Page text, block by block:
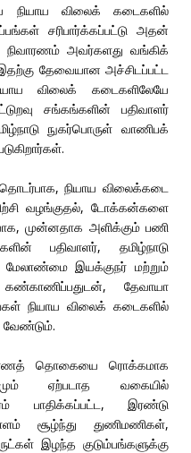
நியாய விலைக் கடைகளில்
சரிபார்க்கப்பட்டு அதன்
நிவாரணம் அவர்களது வங்கிக்
தேவையான அச்சிடப்பட்ட
விலைக் கடைகளிலேயே
சங்கங்களின் பதிவாளர்
நுகர்பொருள் வாணிபக்
நியாய விலைக்கடை
வழங்குதல், டோக்கன்களை
முன்னதாக அளிக்கும் பணி
பதிவாளர், தமிழ்நாடு
இயக்குநர் மற்றும்
தேவாயா
நியாய விலைக் கடைகளில்
வேண்டும்.
தொகையை ரொக்கமாக
ஏற்படாத வகையில்
பாதிக்கப்பட்ட, இரண்டு
சூழ்ந்து துணிமணிகள்,
இழந்த குடும்பங்களுக்கு